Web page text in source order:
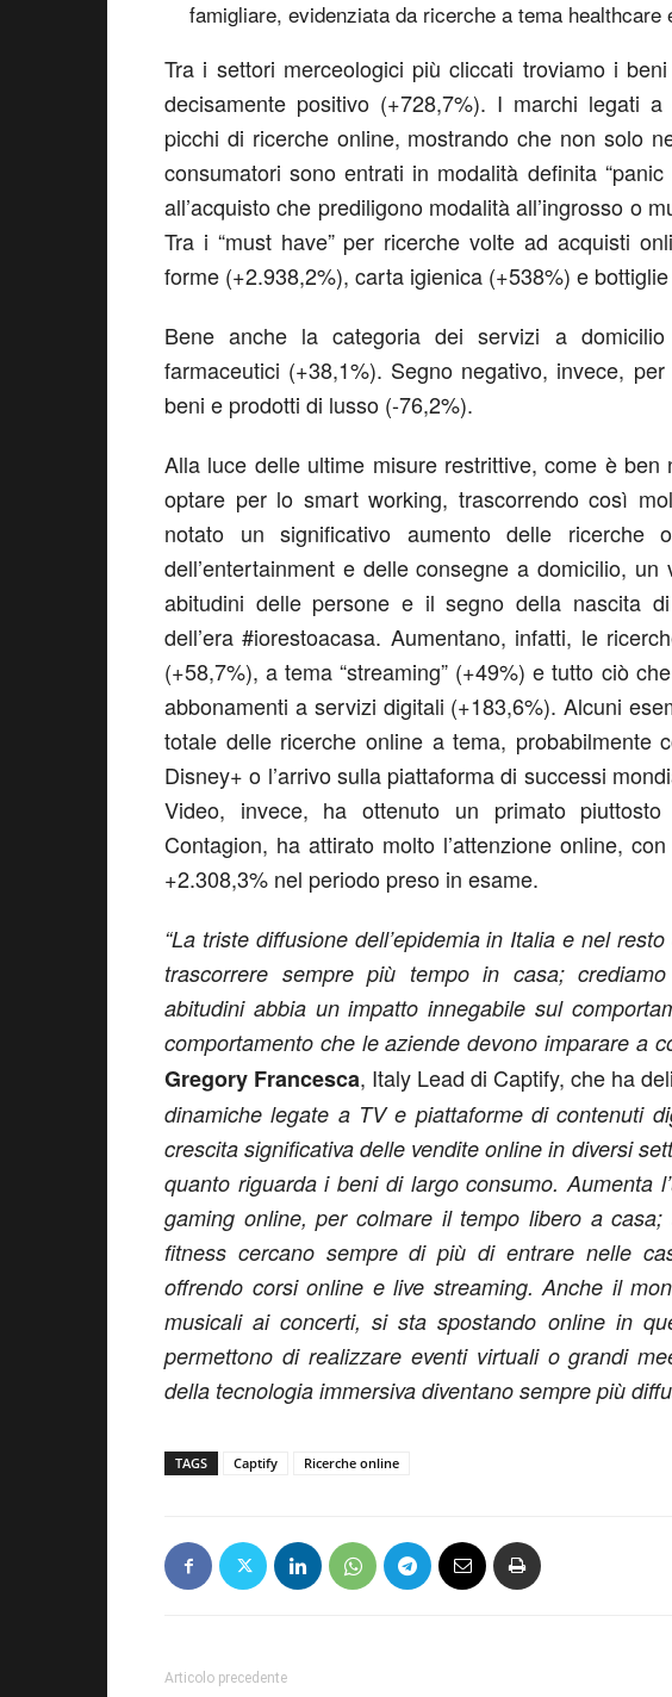
famigliare, evidenziata da ricerche a tema
Tra i settori merceologici più cliccati troviamo i
decisamente positivo (+728,7%). I marchi legati
picchi di ricerche online, mostrando che non solo
consumatori sono entrati in modalità definita
all’acquisto che prediligono modalità all’ingrosso o
Tra i “must have” per ricerche volte ad acquisti
forme (+2.938,2%), carta igienica (+538%) e
Bene anche la categoria dei servizi a
farmaceutici (+38,1%). Segno negativo, invece,
beni e prodotti di lusso (-76,2%).
Alla luce delle ultime misure restrittive, come è
optare per lo smart working, trascorrendo così
notato un significativo aumento delle ricerche
dell’entertainment e delle consegne a domicilio,
abitudini delle persone e il segno della nascita
dell’era #iorestoacasa. Aumentano, infatti, le
(+58,7%), a tema “streaming” (+49%) e tutto ciò
abbonamenti a servizi digitali (+183,6%). Alcuni
totale delle ricerche online a tema, probabilmente
Disney+ o l’arrivo sulla piattaforma di successi
Video, invece, ha ottenuto un primato
Contagion, ha attirato molto l’attenzione online,
+2.308,3% nel periodo preso in esame.
“La triste diffusione dell’epidemia in Italia e nel
trascorrere sempre più tempo in casa;
abitudini abbia un impatto innegabile sul
comportamento che le aziende devono imparare a
Gregory Francesca, Italy Lead di Captify, che ha
dinamiche legate a TV e piattaforme di contenuti
crescita significativa delle vendite online in diversi
quanto riguarda i beni di largo consumo. Aumenta
gaming online, per colmare il tempo libero a
fitness cercano sempre di più di entrare nelle
offrendo corsi online e live streaming. Anche il
musicali ai concerti, si sta spostando online in
permettono di realizzare eventi virtuali o grandi
della tecnologia immersiva diventano sempre più
TAGS Captify Ricerche online
Articolo precedente